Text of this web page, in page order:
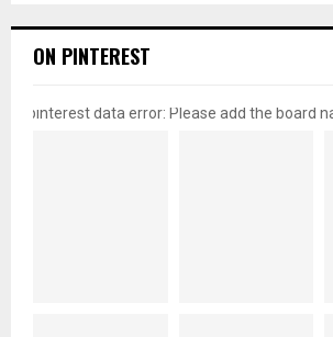
ON PINTEREST
pinterest data error: Please add the board